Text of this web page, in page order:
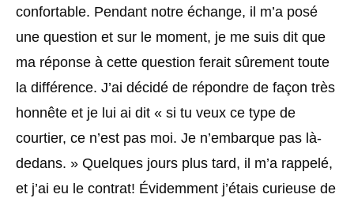
confortable. Pendant notre échange, il m’a posé
une question et sur le moment, je me suis dit que
ma réponse à cette question ferait sûrement toute
la différence. J’ai décidé de répondre de façon très
honnête et je lui ai dit « si tu veux ce type de
courtier, ce n’est pas moi. Je n’embarque pas là-
dedans. » Quelques jours plus tard, il m’a rappelé,
et j’ai eu le contrat! Évidemment j’étais curieuse de